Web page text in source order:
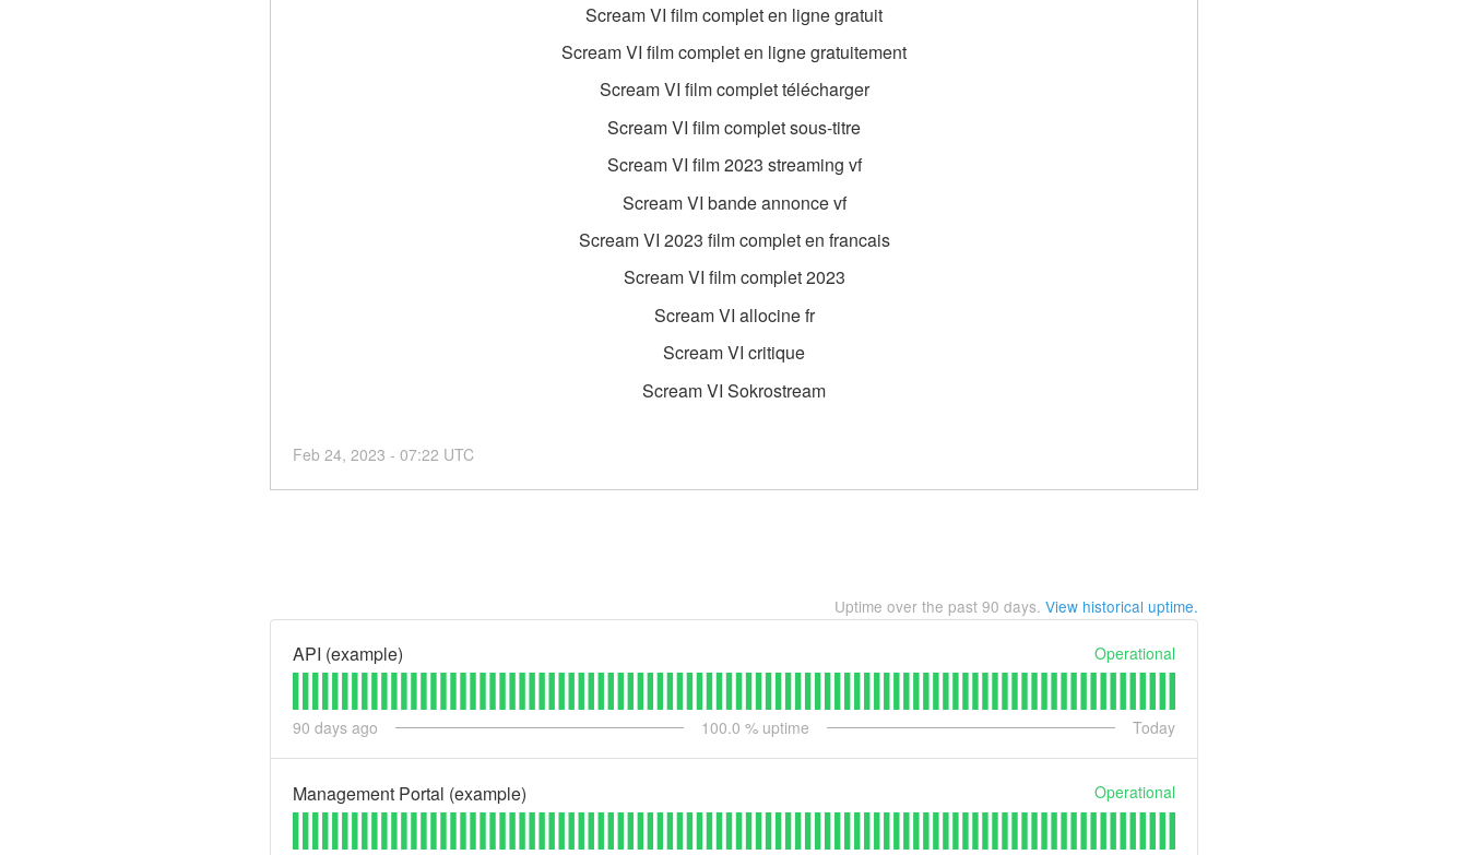
Scream VI film complet en ligne gratuit
Scream VI film complet en ligne gratuitement
Scream VI film complet télécharger
Scream VI film complet sous-titre
Scream VI film 2023 streaming vf
Scream VI bande annonce vf
Scream VI 2023 film complet en francais
Scream VI film complet 2023
Scream VI allocine fr
Scream VI critique
Scream VI Sokrostream
Feb 24, 2023 - 07:22 UTC
Uptime over the past 90 days. View historical uptime.
API (example) Operational
90 days ago 100.0 % uptime Today
Management Portal (example) Operational